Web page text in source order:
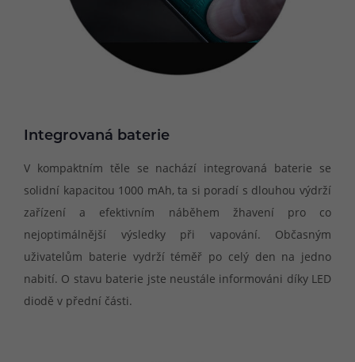
Integrovaná baterie
V kompaktním těle se nachází integrovaná baterie se
solidní kapacitou 1000 mAh, ta si poradí s dlouhou výdrží
zařízení a efektivním náběhem žhavení pro co
nejoptimálnější výsledky při vapování. Občasným
uživatelům baterie vydrží téměř po celý den na jedno
nabití. O stavu baterie jste neustále informováni díky LED
diodě v přední části.